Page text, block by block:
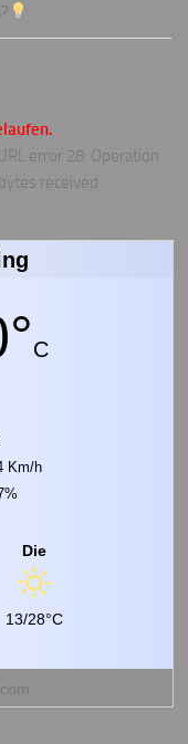
error 28: Operation
received
C
Km/h
Die
13/28°C